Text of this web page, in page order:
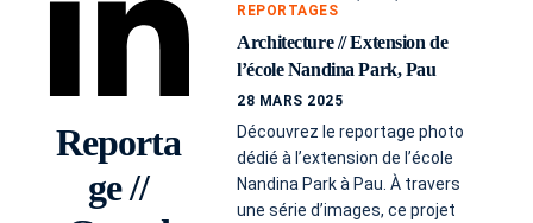
Reporta
ge //
REPORTAGES
Architecture // Extension de
l’école Nandina Park, Pau
28 MARS 2025
Découvrez le reportage photo
dédié à l’extension de l’école
Nandina Park à Pau. À travers
une série d’images, ce projet